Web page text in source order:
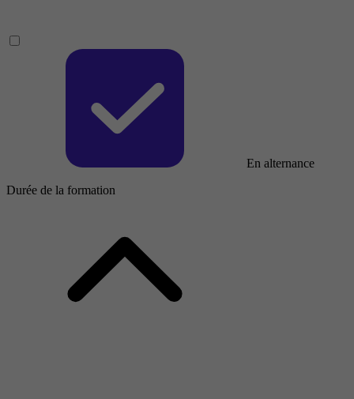
En alternance
Durée de la formation